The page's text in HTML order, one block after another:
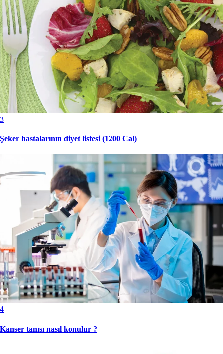
3
Şeker hastalarının diyet listesi (1200 Cal)
4
Kanser tanısı nasıl konulur ?